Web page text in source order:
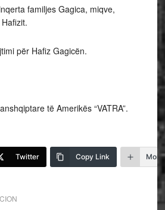
familjes Gagica, miqve,
për Hafiz Gagicën.
të Amerikës “VATRA”.
Twitter Copy Link More